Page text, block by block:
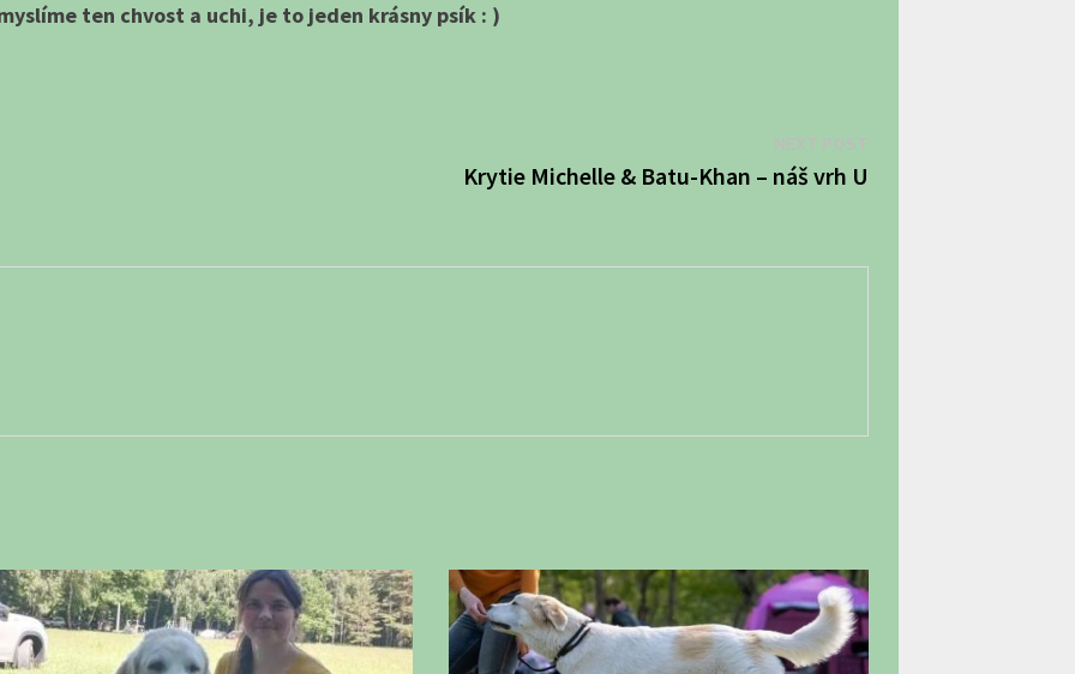
ten chvost a uchi, je to jeden krásny psík : )
Krytie Michelle & Batu-Khan – náš vrh U